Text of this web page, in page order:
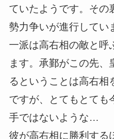
ていたようです。その
勢力争いが進行してい
一派は高右相の敵と呼
ます。承鄞がこの先、
るということは高右相
ですが、とてもとても
手ではないような…
彼が高右相に勝利する